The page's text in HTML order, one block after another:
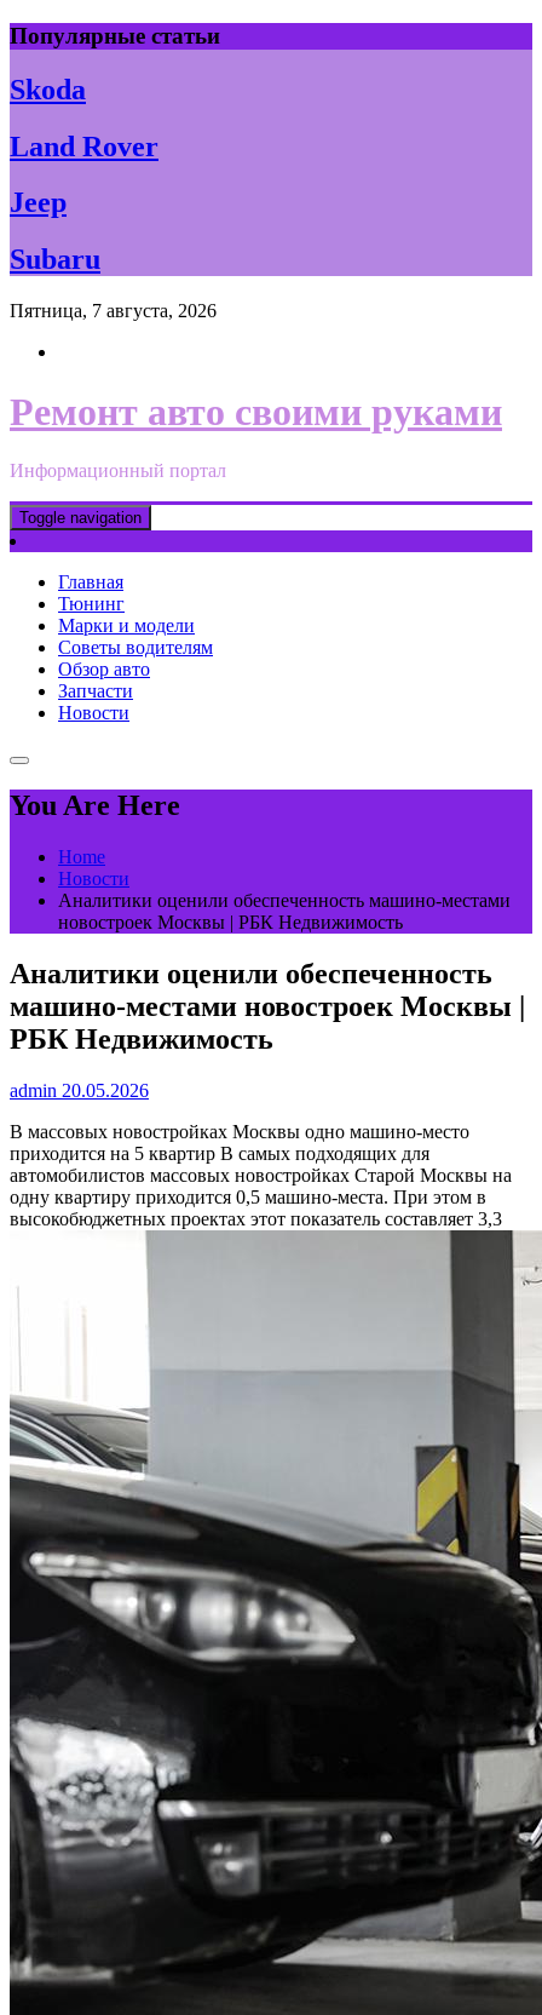
Skip
to
content
Популярные статьи
Skoda
Land Rover
Jeep
Subaru
Пятница, 7 августа, 2026
Ремонт авто своими руками
Информационный портал
Toggle navigation
Главная
Тюнинг
Марки и модели
Советы водителям
Обзор авто
Запчасти
Новости
You Are Here
Home
Новости
Аналитики оценили обеспеченность машино-местами
новостроек Москвы | РБК Недвижимость
Аналитики оценили обеспеченность
машино-местами новостроек Москвы |
РБК Недвижимость
admin 20.05.2026
В массовых новостройках Москвы одно машино-место
приходится на 5 квартир В самых подходящих для
автомобилистов массовых новостройках Старой Москвы на
одну квартиру приходится 0,5 машино-места. При этом в
высокобюджетных проектах этот показатель составляет 3,3